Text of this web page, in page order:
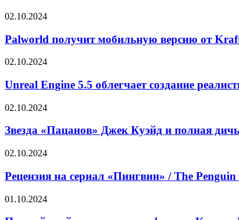
в
тизере
финала
второго
«Властелина
Колец
Palworld
мобильную
версию
от
02.10.2024
Palworld получит мобильную версию от
Unreal
5.5
облегчает
создание
реалистичного
освещения
с
Megalights
02.10.2024
Unreal Engine 5.5 облегчает создание
Звезда
Джек
Куэйд
и
дичь
в
ужастика
02.10.2024
Звезда «Пацанов» Джек Куэйд и полная
Рецензия
сериал
«Пингвин»
/
The
Penguin
02.10.2024
Рецензия на сериал «Пингвин» / The
Первый
01.10.2024